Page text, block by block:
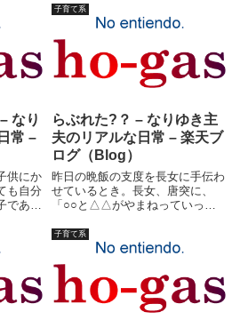
れて
とファ
ルの
いう
せていただきました。マズイっ
す！！っていうかオレの日記のア
ドレスを知り合いに教えるなって
の！！書くことかなり自主規制入
っ...
なり
常 –
供にか
も自分
であっ
得意
められ
をし
が立
子育て系
らぶれた?？ – なりゆき主
夫のリアルな日常 – 楽天ブ
ログ（Blog）
昨日の晩飯の支度を長女に手伝わ
せているとき。長女、唐突に、
「○○と△△がやまねっていっ
おした。「○○さんと、△△さん
が、やまねっていった」「もうち
ょっとわかりやすくいってごら
ん」長女は辛抱強く、もう一度言
い直し...
子育て系